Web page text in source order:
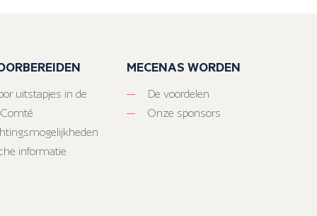
uitstapjes in de
informatie
MECENAS WORDEN
De voordelen
Onze sponsors